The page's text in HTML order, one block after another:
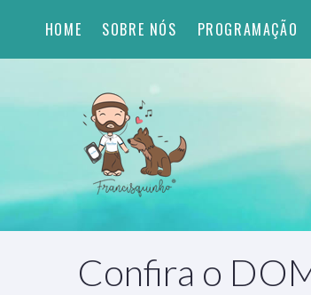
HOME SOBRE NÓS PROGRAMAÇÃO
Confira o